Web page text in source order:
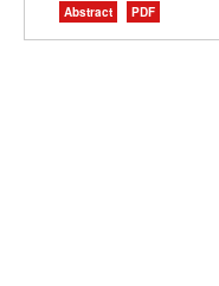
Abstract PDF